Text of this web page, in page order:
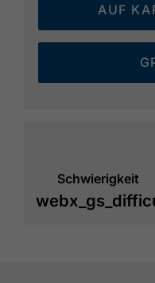
AUF
Schwierigkeit